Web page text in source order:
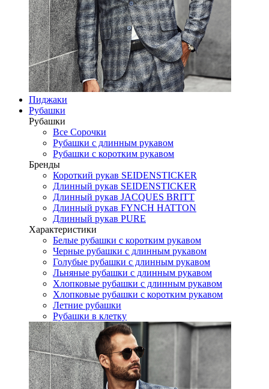
Пиджаки
Рубашки
Рубашки
Все Сорочки
Рубашки с длинным рукавом
Рубашки с коротким рукавом
Бренды
Короткий рукав SEIDENSTICKER
Длинный рукав SEIDENSTICKER
Длинный рукав JAСQUES BRITT
Длинный рукав FYNCH HATTON
Длинный рукав PURE
Характеристики
Белые рубашки с коротким рукавом
Черные рубашки с длинным рукавом
Голубые рубашки с длинным рукавом
Льняные рубашки с длинным рукавом
Хлопковые рубашки с длинным рукавом
Хлопковые рубашки с коротким рукавом
Летние рубашки
Рубашки в клетку